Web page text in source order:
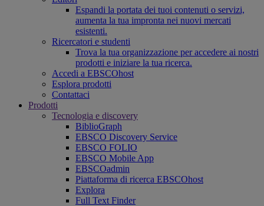
Espandi la portata dei tuoi contenuti o servizi,
aumenta la tua impronta nei nuovi mercati
esistenti.
Ricercatori e studenti
Trova la tua organizzazione per accedere ai nostri
prodotti e iniziare la tua ricerca.
Accedi a EBSCOhost
Esplora prodotti
Contattaci
Prodotti
Tecnologia e discovery
BiblioGraph
EBSCO Discovery Service
EBSCO FOLIO
EBSCO Mobile App
EBSCOadmin
Piattaforma di ricerca EBSCOhost
Explora
Full Text Finder